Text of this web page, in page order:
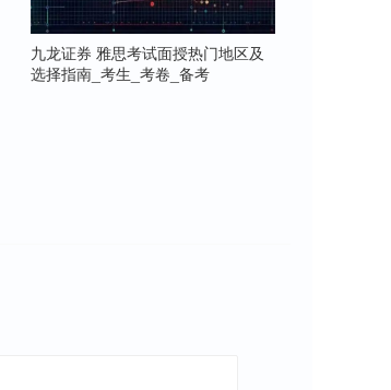
九龙证券 雅思考试面授热门地区及
选择指南_考生_考卷_备考